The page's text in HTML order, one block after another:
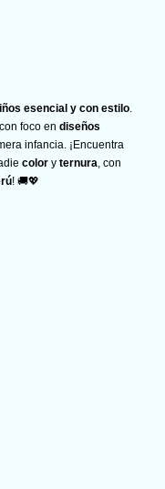
esencial y con estilo.
foco en diseños
infancia. ¡Encuentra
color y ternura, con
! 🚚💖